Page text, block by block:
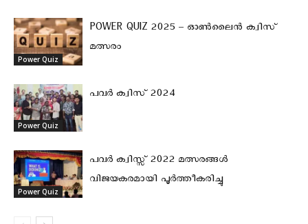
Power Quiz
POWER QUIZ 2025 – ഓൺലൈൻ ക്വിസ്
മത്സരം
Power Quiz
പവർ ക്വിസ് 2024
Power Quiz
പവർ ക്വിസ്സ് 2022 മത്സരങ്ങൾ
വിജയകരമായി പൂർത്തീകരിച്ചു